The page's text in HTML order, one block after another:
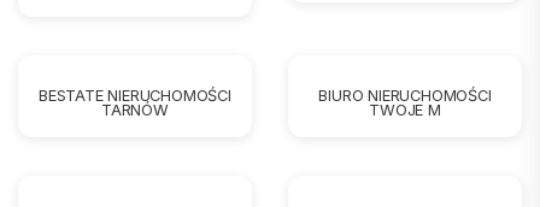
BESTATE NIERUCHOMOŚCI
TARNÓW
BIURO NIERUCHOMOŚCI
TWOJE M